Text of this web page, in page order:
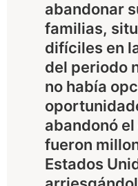
abandonar
familias,
difíciles en
del periodo
no había
abandonó
fueron
Estados